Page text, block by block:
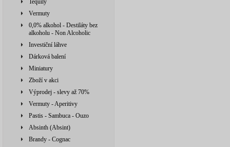
Tequily
Vermuty
0,0% alkohol - Destiláty bez
alkoholu - Non Alcoholic
Investiční láhve
Dárková balení
Miniatury
Zboží v akci
Výprodej - slevy až 70%
Vermuty - Aperitivy
Pastis - Sambuca - Ouzo
Absinth (Absint)
Brandy - Cognac